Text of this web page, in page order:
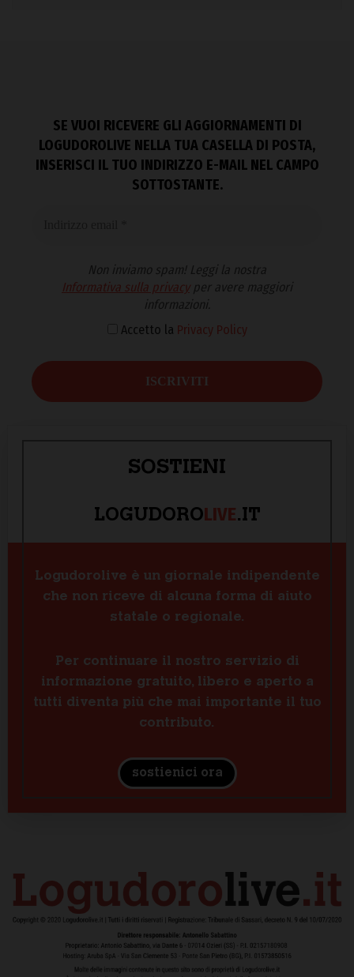
SE VUOI RICEVERE GLI AGGIORNAMENTI DI
LOGUDOROLIVE NELLA TUA CASELLA DI POSTA,
INSERISCI IL TUO INDIRIZZO E-MAIL NEL CAMPO
SOTTOSTANTE.
Non inviamo spam! Leggi la nostra
Informativa sulla privacyper avere maggiori
informazioni.
Accetto la Privacy Policy
SOSTIENI
LOGUDOROLIVE.IT
Logudorolive è un giornale indipendente
che non riceve di alcuna forma di aiuto
statale o regionale.
Per continuare il nostro servizio di
informazione gratuito, libero e aperto a
tutti diventa più che mai importante il tuo
contributo.
sostienici ora